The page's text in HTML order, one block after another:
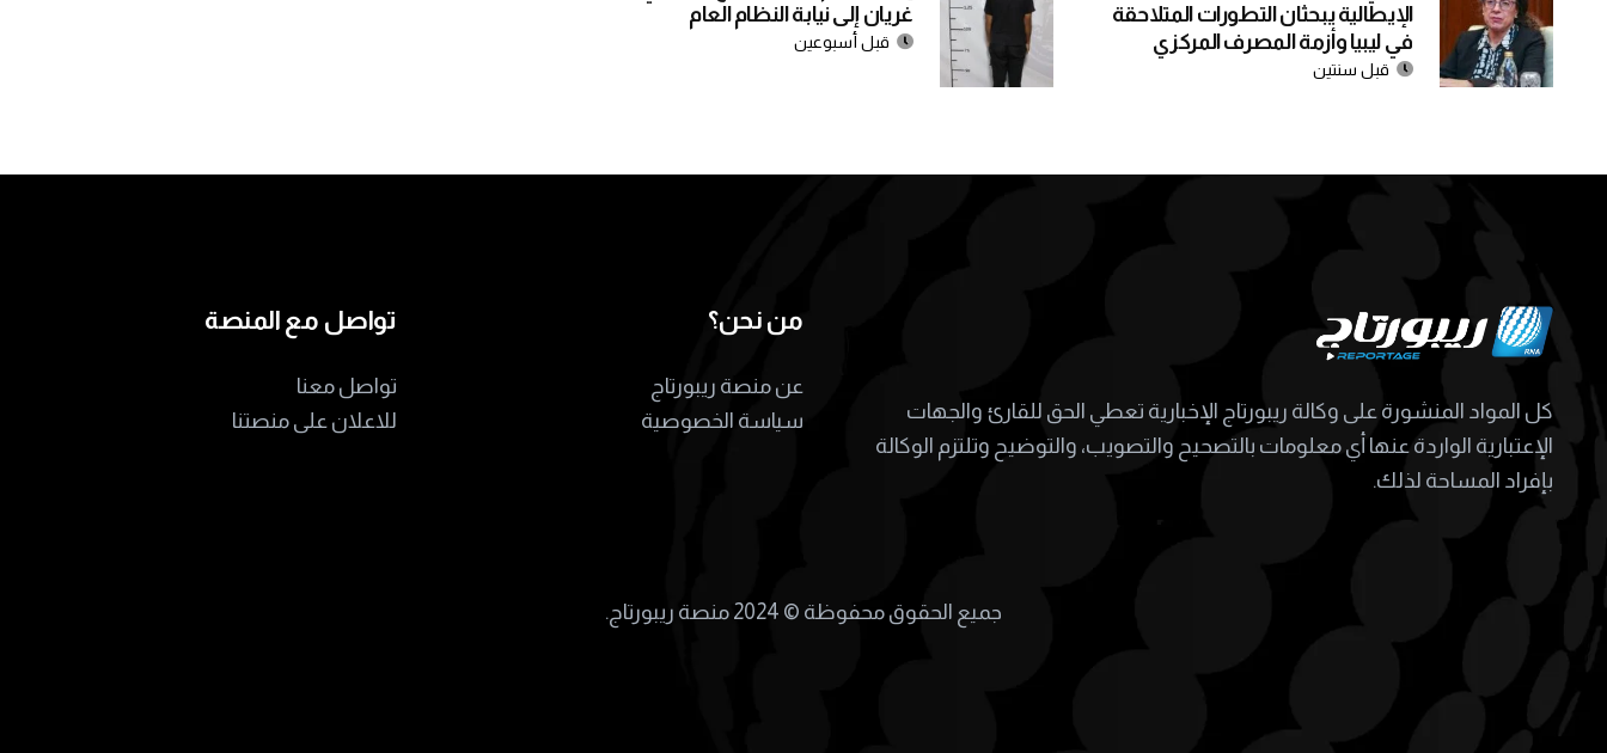
الإيطالية يبحثان التطورات المتلاحقة
في ليبيا وأزمة المصرف المركزي
قبل سنتين
غريان إلى نيابة النظام العام
قبل أسبوعين
كل المواد المنشورة على وكالة ريبورتاج الإخبارية تعطي الحق للقارئ والجهات
الإعتبارية الواردة عنها أي معلومات بالتصحيح والتصويب، والتوضيح وتلتزم الوكالة
بإفراد المساحة لذلك.
من نحن؟
عن منصة ريبورتاج
سياسة الخصوصية
تواصل مع المنصة
تواصل معنا
للاعلان على منصتنا
جميع الحقوق محفوظة © 2024 منصة ريبورتاج.